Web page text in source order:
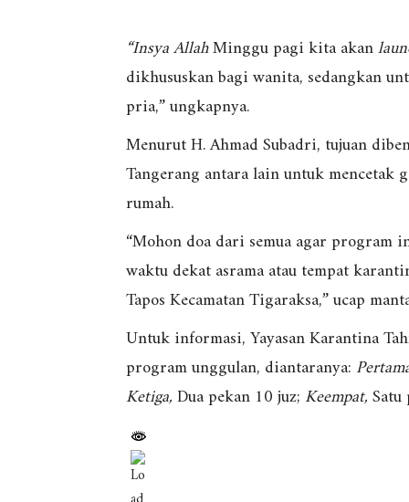
“Insya AllahMinggu pagi kita akan
dikhususkan bagi wanita, sedangkan
pria,” ungkapnya.
Menurut H. Ahmad Subadri, tujuan
Tangerang antara lain untuk mencetak
rumah.
“Mohon doa dari semua agar program
waktu dekat asrama atau tempat
Tapos Kecamatan Tigaraksa,” ucap
Untuk informasi, Yayasan Karantina
program unggulan, diantaranya:
Ketiga,Dua pekan 10 juz; Keempat,